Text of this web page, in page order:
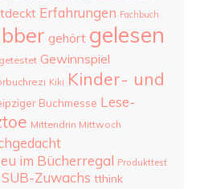
Erfahrungen Fachbuch
gehört gelesen
getestet Gewinnspiel
Kiki Kinder- und
Buchmesse Lese-
Mittendrin Mittwoch
im Bücherregal Produkttest
SUB-Zuwachs tthink